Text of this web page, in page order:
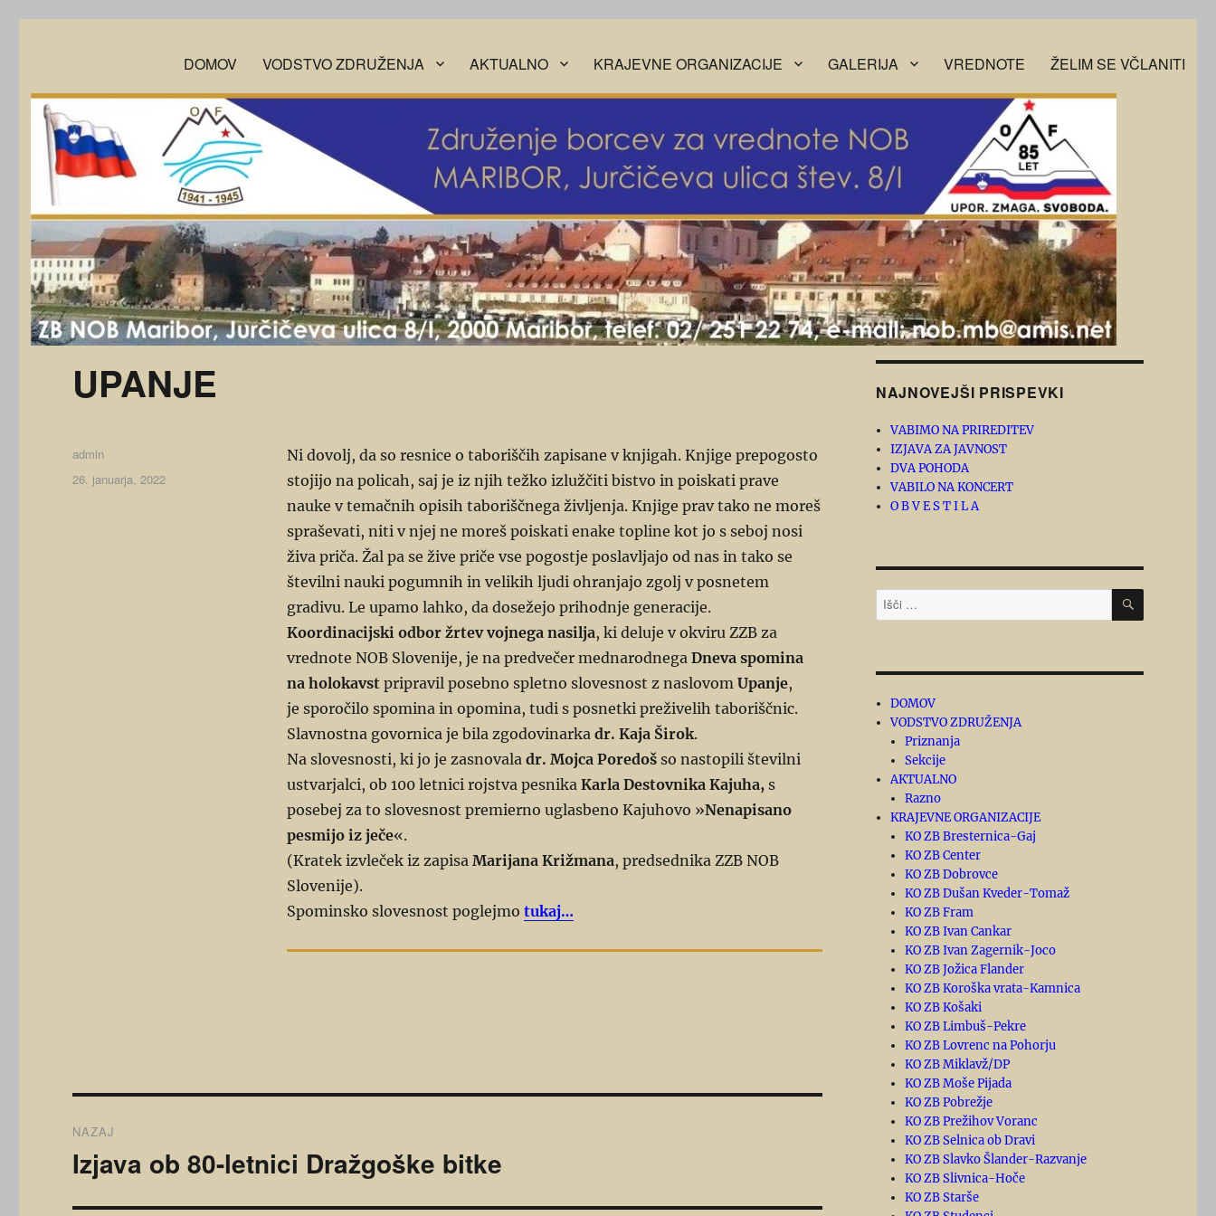
DOMOV VODSTVO ZDRUŽENJA AKTUALNO KRAJEVNE ORGANIZACIJE GALERIJA VREDNOTE ŽELIM SE VČLANITI
UPANJE
Ni dovolj, da so resnice o taboriščih zapisane v knjigah. Knjige prepogosto
stojijo na policah, saj je iz njih težko izlužčiti bistvo in poiskati prave
nauke v temačnih opisih taboriščnega življenja. Knjige prav tako ne moreš
spraševati, niti v njej ne moreš poiskati enake topline kot jo s seboj nosi
živa priča. Žal pa se žive priče vse pogostje poslavljajo od nas in tako se
številni nauki pogumnih in velikih ljudi ohranjajo zgolj v posnetem
gradivu. Le upamo lahko, da dosežejo prihodnje generacije.
Koordinacijski odbor žrtev vojnega nasilja, ki deluje v okviru ZZB za
vrednote NOB Slovenije, je na predvečer mednarodnega Dneva spomina
na holokavstpripravil posebno spletno slovesnost z naslovom Upanje,
je sporočilo spomina in opomina, tudi s posnetki preživelih taboriščnic.
Slavnostna govornica je bila zgodovinarka dr. Kaja Širok.
Na slovesnosti, ki jo je zasnovala dr. Mojca Poredošso nastopili številni
ustvarjalci, ob 100 letnici rojstva pesnika Karla Destovnika Kajuha, s
posebej za to slovesnost premierno uglasbeno Kajuhovo »Nenapisano
pesmijo iz ječe«.
(Kratek izvleček iz zapisa Marijana Križmana, predsednika ZZB NOB
Slovenije).
Spominsko slovesnost poglejmo tukaj…
Avtor
admin
Objavljeno
26. januarja, 2022
prispevka
NAZAJ
Prejšnji
prispevek:
Izjava ob 80-letnici Dražgoške bitke
NAJNOVEJŠI PRISPEVKI
VABIMO NA PRIREDITEV
IZJAVA ZA JAVNOST
DVA POHODA
VABILO NA KONCERT
O B V E S T I L A
Išči: ISKANJE
DOMOV
VODSTVO ZDRUŽENJA
Priznanja
Sekcije
AKTUALNO
Razno
KRAJEVNE ORGANIZACIJE
KO ZB Bresternica-Gaj
KO ZB Center
KO ZB Dobrovce
KO ZB Dušan Kveder-Tomaž
KO ZB Fram
KO ZB Ivan Cankar
KO ZB Ivan Zagernik-Joco
KO ZB Jožica Flander
KO ZB Koroška vrata-Kamnica
KO ZB Košaki
KO ZB Limbuš-Pekre
KO ZB Lovrenc na Pohorju
KO ZB Miklavž/DP
KO ZB Moše Pijada
KO ZB Pobrežje
KO ZB Prežihov Voranc
KO ZB Selnica ob Dravi
KO ZB Slavko Šlander-Razvanje
KO ZB Slivnica-Hoče
KO ZB Starše